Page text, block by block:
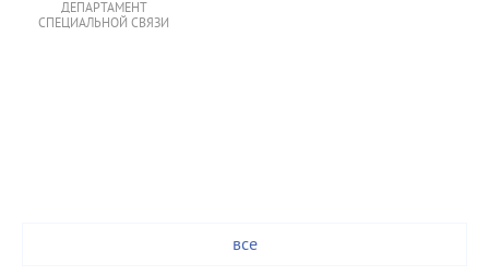
ДЕПАРТАМЕНТ
СПЕЦИАЛЬНОЙ СВЯЗИ
все